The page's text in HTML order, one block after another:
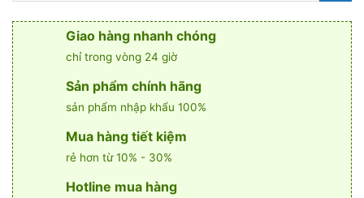
Giao hàng nhanh chóng
chỉ trong vòng 24 giờ
Sản phẩm chính hãng
sản phẩm nhập khẩu 100%
Mua hàng tiết kiệm
rẻ hơn từ 10% - 30%
Hotline mua hàng